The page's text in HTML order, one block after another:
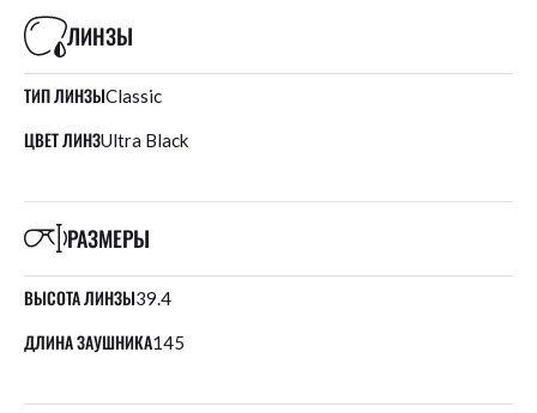
ЛИНЗЫ
ТИП ЛИНЗЫClassic
ЦВЕТ ЛИНЗUltra Black
РАЗМЕРЫ
ВЫСОТА ЛИНЗЫ39.4
ДЛИНА ЗАУШНИКА145